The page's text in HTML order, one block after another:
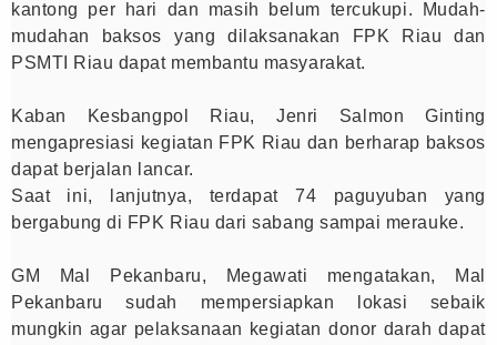
kantong per hari dan masih belum tercukupi. Mudah-
mudahan baksos yang dilaksanakan FPK Riau dan
PSMTI Riau dapat membantu masyarakat.
Kaban Kesbangpol Riau, Jenri Salmon Ginting
mengapresiasi kegiatan FPK Riau dan berharap baksos
dapat berjalan lancar.
Saat ini, lanjutnya, terdapat 74 paguyuban yang
bergabung di FPK Riau dari sabang sampai merauke.
GM Mal Pekanbaru, Megawati mengatakan, Mal
Pekanbaru sudah mempersiapkan lokasi sebaik
mungkin agar pelaksanaan kegiatan donor darah dapat